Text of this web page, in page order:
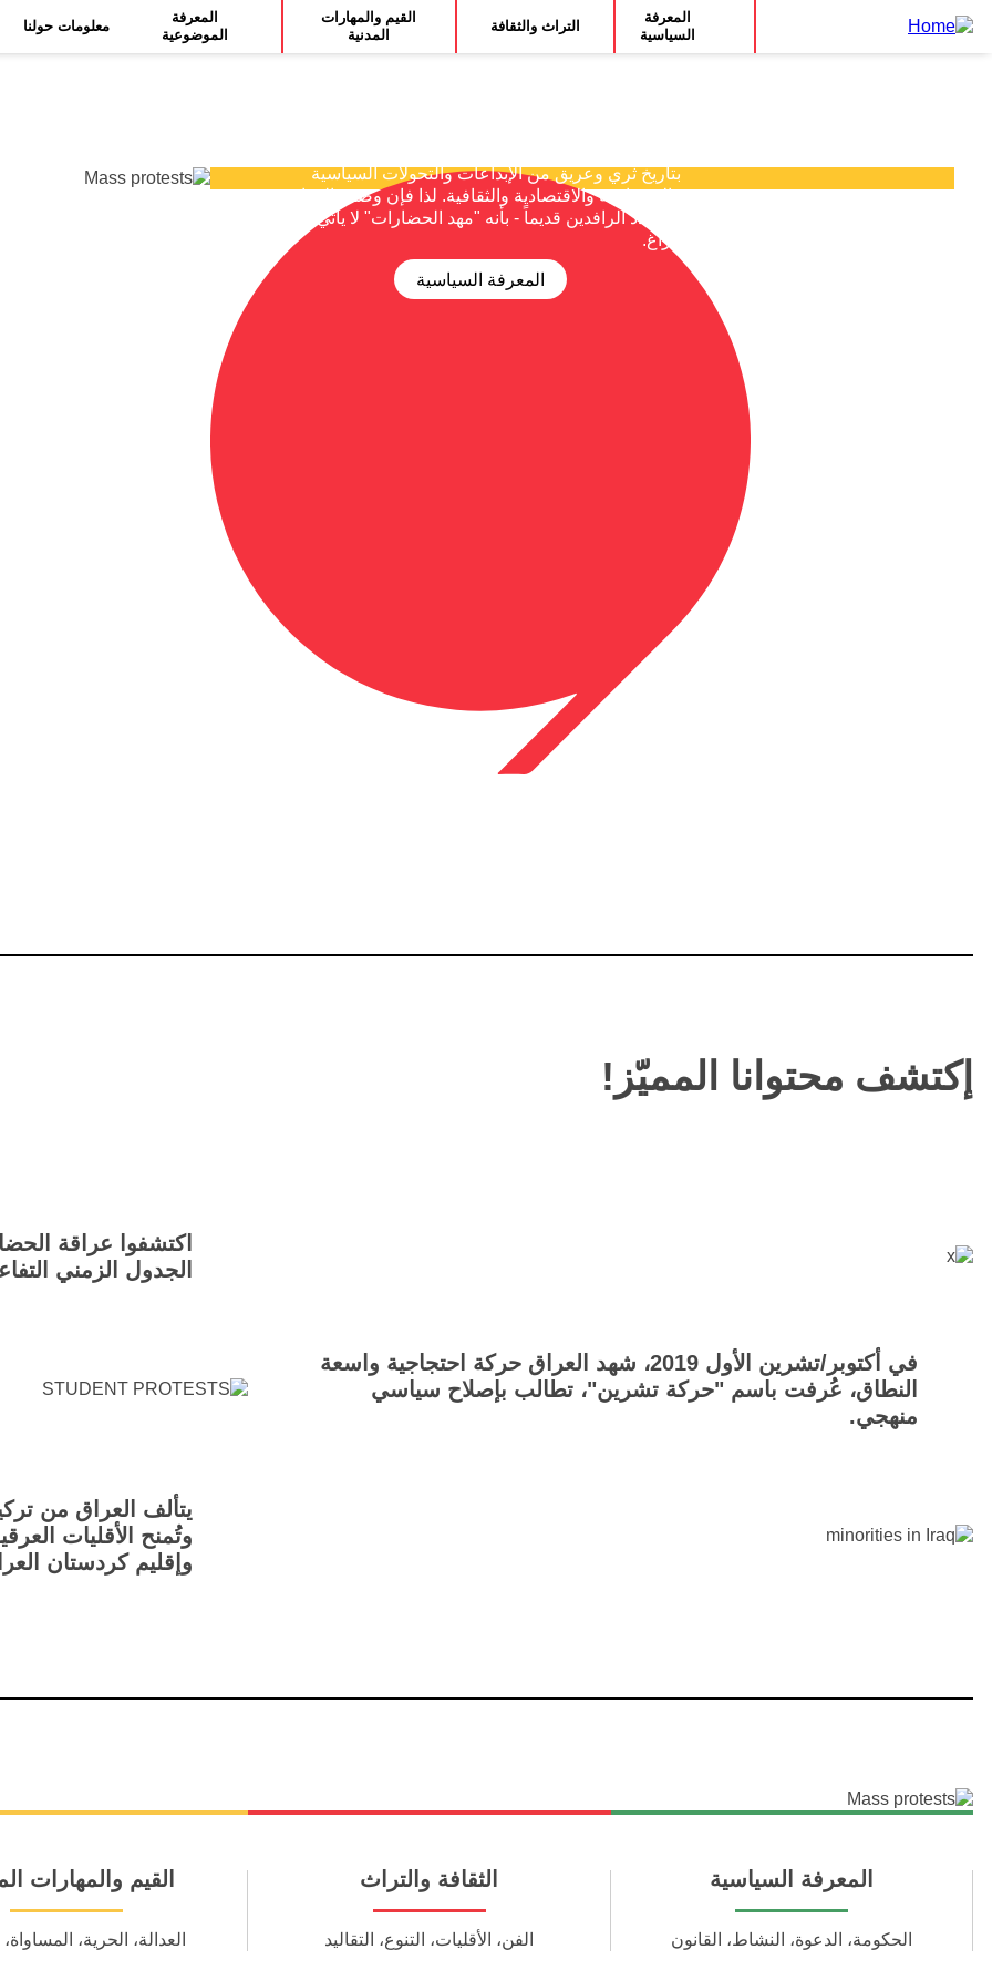
مباشرة
للمحتوى
Main
navigation
المعرفة
السياسية
التراث والثقافة
القيم والمهارات
المدنية
المعرفة
الموضوعية
معلومات حولنا
بتاريخ ثري وعريق من الإبداعات والتحولات السياسية
والاجتماعية والاقتصادية والثقافية. لذا فإن وصف العراق
- أو بلاد الرافدين قديماً - بأنه "مهد الحضارات" لا يأتي من
فراغ.
المعرفة السياسية
إكتشف محتوانا المميّز!
اكتشفوا عراقة
الجدول الزمني
في أكتوبر/تشرين الأول 2019، شهد العراق حركة احتجاجية واسعة
النطاق، عُرفت باسم "حركة تشرين"، تطالب بإصلاح سياسي
منهجي.
يتألف العراق من
وتُمنح الأقليات
وإقليم كردستان
المعرفة السياسية
الحكومة، الدعوة، النشاط، القانون
الثقافة والتراث
الفن، الأقليات، التنوع، التقاليد
القيم والمهارات
العدالة، الحرية،